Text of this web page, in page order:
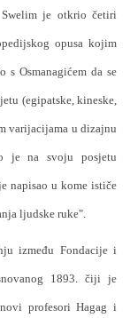
je otkrio četiri
opusa kojim
Osmanagićem da se
(egipatske, kineske,
varijacijama u dizajnu
je na svoju posjetu
napisao u kome ističe
ljudske ruke".
između Fondacije i
1893. čiji je
profesori Hagag i